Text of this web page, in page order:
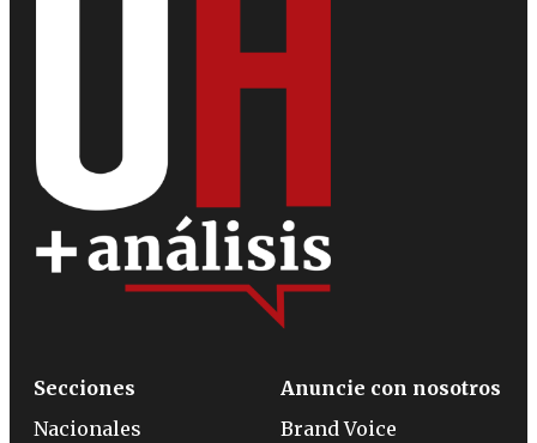
Secciones
Nacionales
Anuncie con nosotros
Brand Voice